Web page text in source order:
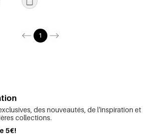
1
des nouveautés, de l’inspiration et
collections.
5€!